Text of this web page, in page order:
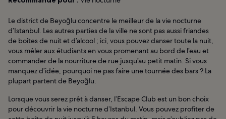
Le district de Beyoğlu concentre le meilleur de la vie nocturne
d’Istanbul. Les autres parties de la ville ne sont pas aussi friandes
de boîtes de nuit et d’alcool ; ici, vous pouvez danser toute la nuit,
vous mêler aux étudiants en vous promenant au bord de l’eau et
commander de la nourriture de rue jusqu’au petit matin. Si vous
manquez d’idée, pourquoi ne pas faire une tournée des bars ? La
plupart partent de Beyoğlu.
Lorsque vous serez prêt à danser, l’Escape Club est un bon choix
pour découvrir la vie nocturne d’Istanbul. Vous pouvez profiter de